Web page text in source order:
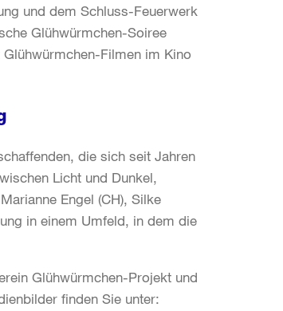
und dem Schluss-Feuerwerk
Glühwürmchen-Soiree
Filmen im Kino
die sich seit Jahren
Licht und Dunkel,
Engel (CH), Silke
in einem Umfeld, in dem die
Glühwürmchen-Projekt und
finden Sie unter: